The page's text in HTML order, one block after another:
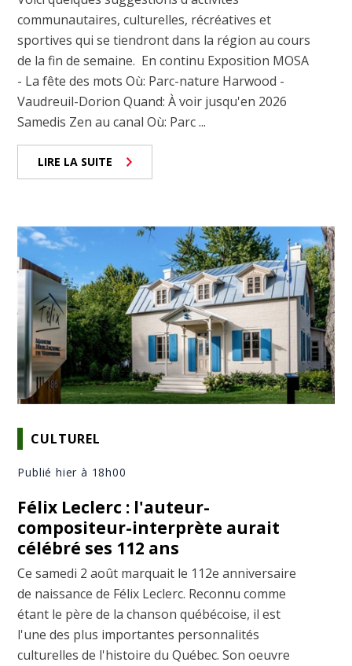
communautaires, culturelles, récréatives et
sportives qui se tiendront dans la région au cours
de la fin de semaine. En continu Exposition MOSA
- La fête des mots Où: Parc-nature Harwood -
Vaudreuil-Dorion Quand: À voir jusqu'en 2026
Samedis Zen au canal Où: Parc ...
LIRE LA SUITE
CULTUREL
Publié hier à 18h00
Félix Leclerc : l'auteur-
compositeur-interprète aurait
célébré ses 112 ans
Ce samedi 2 août marquait le 112e anniversaire
de naissance de Félix Leclerc. Reconnu comme
étant le père de la chanson québécoise, il est
l'une des plus importantes personnalités
culturelles de l'histoire du Québec. Son oeuvre